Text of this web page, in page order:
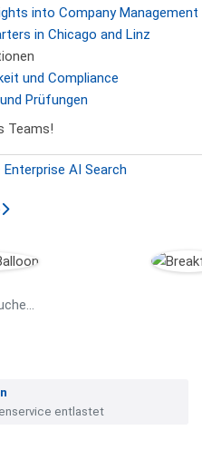
into Company Management
in Chicago and Linz
und Compliance
Prüfungen
Teams!
AI Search
entlastet